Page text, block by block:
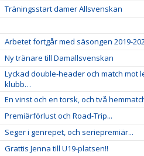
Träningsstart damer Allsvenskan
Arbetet fortgår med säsongen 2019-
Ny tränare till Damallsvenskan
Lyckad double-header och match mot
klubb…
En vinst och en torsk, och två
Premiärförlust och Road-Trip...
Seger i genrepet, och seriepremiär...
Grattis Jenna till U19-platsen!!